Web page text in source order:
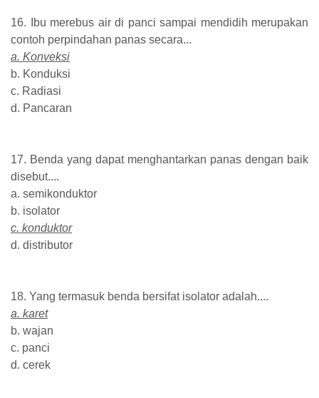
16. Ibu merebus air di panci sampai mendidih merupakan
contoh perpindahan panas secara...
a. Konveksi
b. Konduksi
c. Radiasi
d. Pancaran
17. Benda yang dapat menghantarkan panas dengan baik
disebut....
a. semikonduktor
b. isolator
c. konduktor
d. distributor
18. Yang termasuk benda bersifat isolator adalah....
a. karet
b. wajan
c. panci
d. cerek